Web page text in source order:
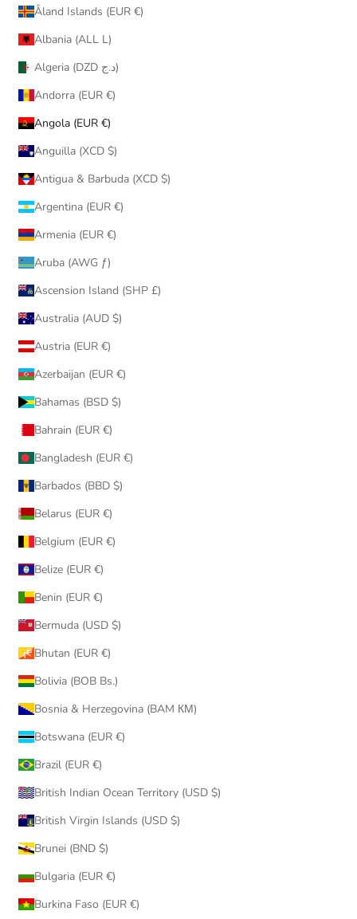
Åland Islands (EUR €)
Albania (ALL L)
Algeria (DZD د.ج)
Andorra (EUR €)
Angola (EUR €)
Anguilla (XCD $)
Antigua & Barbuda (XCD $)
Argentina (EUR €)
Armenia (EUR €)
Aruba (AWG ƒ)
Ascension Island (SHP £)
Australia (AUD $)
Austria (EUR €)
Azerbaijan (EUR €)
Bahamas (BSD $)
Bahrain (EUR €)
Bangladesh (EUR €)
Barbados (BBD $)
Belarus (EUR €)
Belgium (EUR €)
Belize (EUR €)
Benin (EUR €)
Bermuda (USD $)
Bhutan (EUR €)
Bolivia (BOB Bs.)
Bosnia & Herzegovina (BAM КМ)
Botswana (EUR €)
Brazil (EUR €)
British Indian Ocean Territory (USD $)
British Virgin Islands (USD $)
Brunei (BND $)
Bulgaria (EUR €)
Burkina Faso (EUR €)